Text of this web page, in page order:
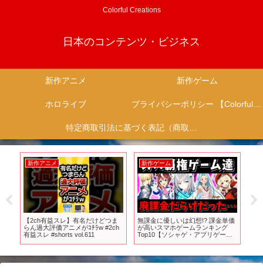
Colorful Creations
日本のコンテンツ・ビジネス
新作アニメ 新作ゲーム
ホロライブ プライバシーポリシー 【Colorful Creation】
特定商取引法に基づく表記（商取引に関する開示）
新作アニメ
【2ch有益スレ】有名だけどつま
らん過大評価アニメがｺﾁﾗw #2ch
有益スレ #shorts vol.611
新作ゲーム
無課金に優しいは幻想!? 課金単価
が高いスマホゲームランキング
Top10【ソシャゲ・アプリゲー
【FGO】
新作アニメ
【最新ア
アニメ放
すすめラノ